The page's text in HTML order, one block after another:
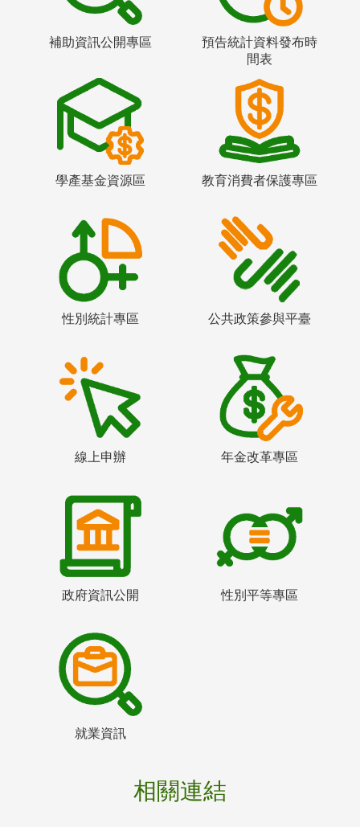
補助資訊公開專區
預告統計資料發布時
間表
學產基金資源區 教育消費者保護專區
性別統計專區 公共政策參與平臺
線上申辦 年金改革專區
政府資訊公開 性別平等專區
就業資訊
相關連結